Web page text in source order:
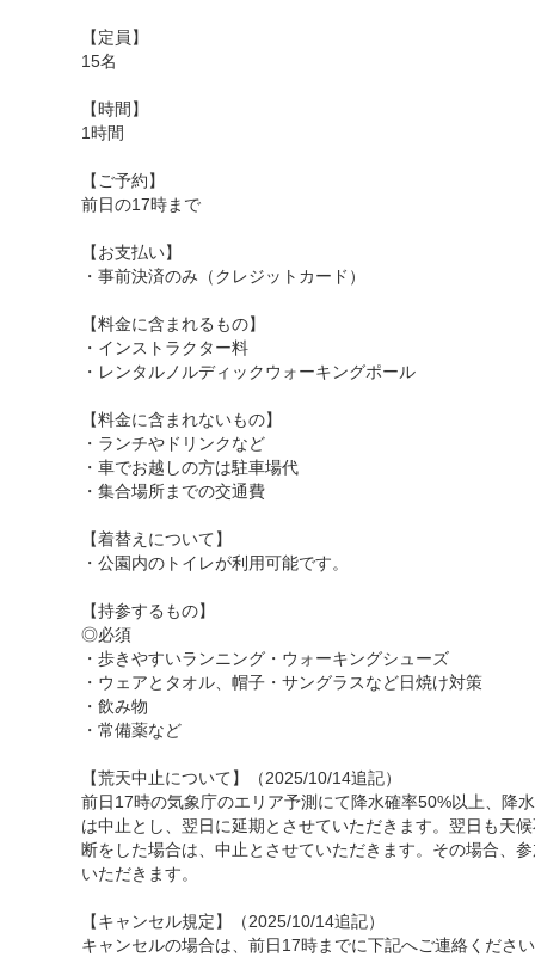
【定員】
15名
【時間】
1時間
【ご予約】
前日の17時まで
【お支払い】
・事前決済のみ（クレジットカード）
【料金に含まれるもの】
・インストラクター料
・レンタルノルディックウォーキングポール
【料金に含まれないもの】
・ランチやドリンクなど
・車でお越しの方は駐車場代
・集合場所までの交通費
【着替えについて】
・公園内のトイレが利用可能です。
【持参するもの】
◎必須
・歩きやすいランニング・ウォーキングシューズ
・ウェアとタオル、帽子・サングラスなど日焼け対策
・飲み物
・常備薬など
【荒天中止について】（2025/10/14追記）
前日17時の気象庁のエリア予測にて降水確率50%以上、降
は中止とし、翌日に延期とさせていただきます。翌日も天
断をした場合は、中止とさせていただきます。その場合、
いただきます。
【キャンセル規定】（2025/10/14追記）
キャンセルの場合は、前日17時までに下記へご連絡ください